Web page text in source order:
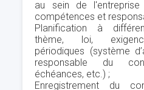
au sein de
compétences et
Planification à
thème, loi,
périodiques (système
responsable du
échéances, etc.) ;
Enregistrement du